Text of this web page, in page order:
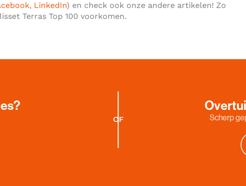
, LinkedIn) en check ook onze andere artikelen! Zo
Terras Top 100 voorkomen.
OF Scherp